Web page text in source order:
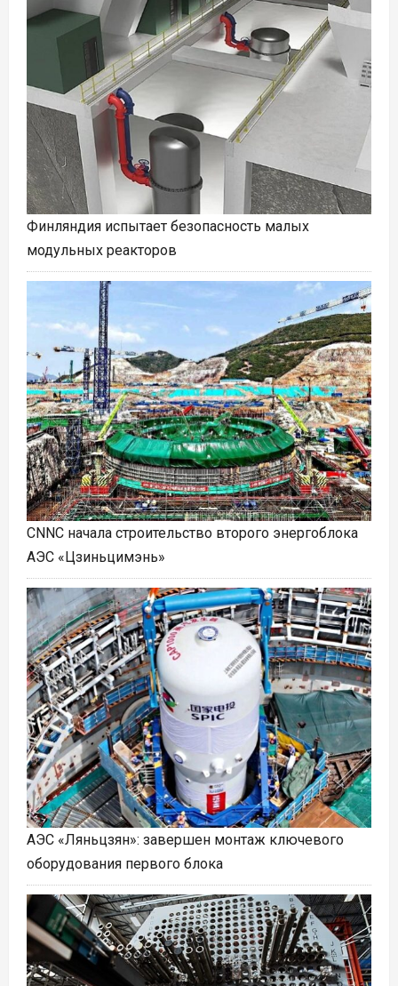
Финляндия испытает безопасность малых
модульных реакторов
CNNC начала строительство второго энергоблока
АЭС «Цзиньцимэнь»
АЭС «Ляньцзян»: завершен монтаж ключевого
оборудования первого блока